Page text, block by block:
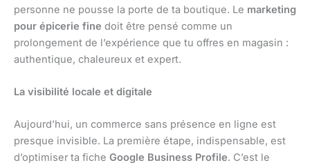
personne ne pousse la porte de ta boutique. Le marketing
pour épicerie fine doit être pensé comme un
prolongement de l’expérience que tu offres en magasin :
authentique, chaleureux et expert.
La visibilité locale et digitale
Aujourd’hui, un commerce sans présence en ligne est
presque invisible. La première étape, indispensable, est
d’optimiser ta fiche Google Business Profile. C’est le